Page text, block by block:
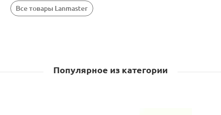
Все товары Lanmaster
Популярное из категории